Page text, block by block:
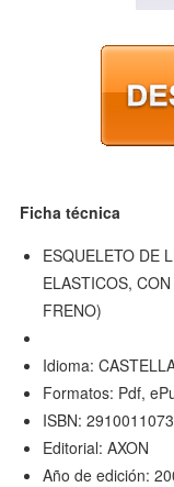
Ficha técnica
ESQUELETO DE
ELASTICOS,
FRENO)
Idioma:
Formatos: Pdf,
ISBN:
Editorial: AXON
Año de edición: